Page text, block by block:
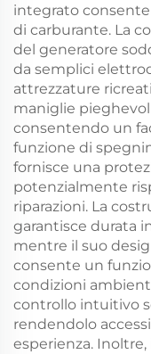
integrato
di carburante. La
del generatore
da semplici
attrezzature
maniglie
consentendo un
funzione di
fornisce una
potenzialmente
riparazioni. La
garantisce durata
mentre il suo
consente un
condizioni
controllo intuitivo
rendendolo
esperienza.